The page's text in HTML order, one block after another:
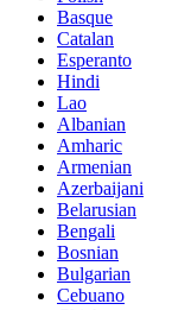
Basque
Catalan
Esperanto
Hindi
Lao
Albanian
Amharic
Armenian
Azerbaijani
Belarusian
Bengali
Bosnian
Bulgarian
Cebuano